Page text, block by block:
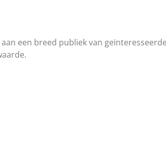
een breed publiek van